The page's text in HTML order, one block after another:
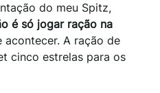
do meu Spitz,
é só jogar ração na
acontecer. A ração de
cinco estrelas para os